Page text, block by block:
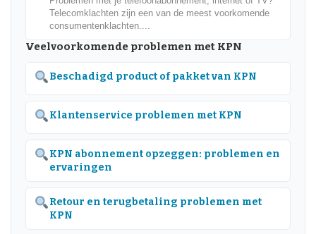
Telecomklachten zijn een van de meest voorkomende
consumentenklachten....
Veelvoorkomende problemen met KPN
Beschadigd product of pakket van KPN
Klantenservice problemen met KPN
KPN abonnement opzeggen: problemen en
ervaringen
Retour en terugbetaling problemen met
KPN